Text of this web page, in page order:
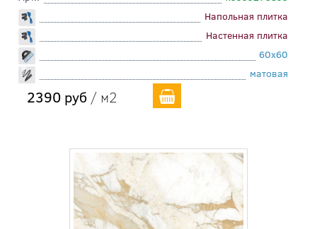
Напольная плитка
Настенная плитка
60x60
матовая
2390 руб / м2